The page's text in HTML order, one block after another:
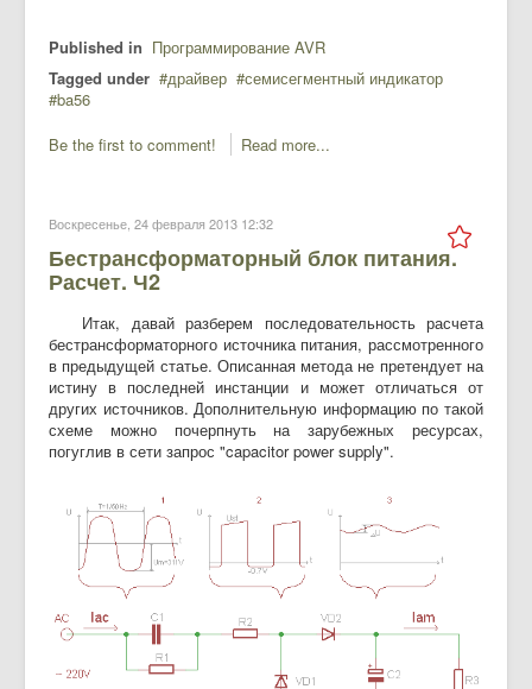
Published in Программирование AVR
Tagged under
драйвер
семисегментный индикатор
ba56
Be the first to comment!
Read more...
Воскресенье, 24 февраля 2013 12:32
Бестрансформаторный блок питания.
Расчет. Ч2
Итак, давай разберем последовательность расчета
бестрансформаторного источника питания, рассмотренного
в предыдущей статье. Описанная метода не претендует на
истину в последней инстанции и может отличаться от
других источников. Дополнительную информацию по такой
схеме можно почерпнуть на зарубежных ресурсах,
погуглив в сети запрос "capacitor power supply".